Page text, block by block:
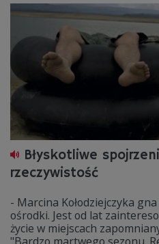
Błyskotliwe
rzeczywistość
- Marcina Kołodziejczyka
ośrodki. Jest od lat
życie w miejscach